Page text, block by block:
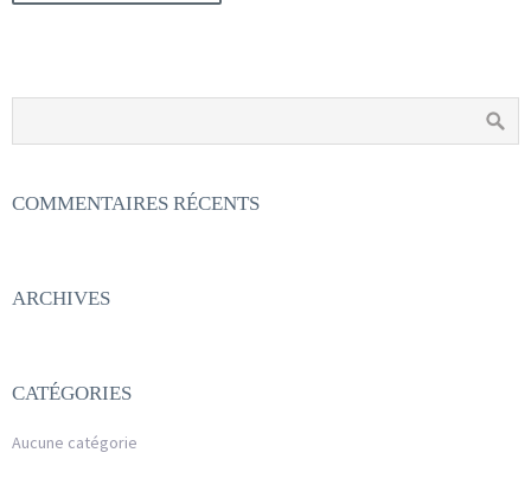
COMMENTAIRES RÉCENTS
ARCHIVES
CATÉGORIES
Aucune catégorie